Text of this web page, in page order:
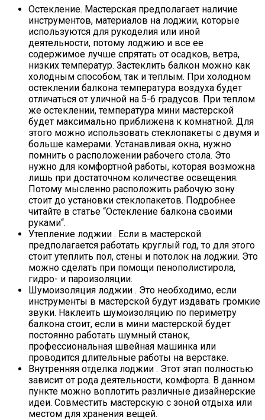
Остекление. Мастерская предполагает наличие
инструментов, материалов на лоджии, которые
используются для рукоделия или иной
деятельности, потому лоджию и все ее
содержимое лучше спрятать от осадков, ветра,
низких температур. Застеклить балкон можно как
холодным способом, так и теплым. При холодном
остеклении балкона температура воздуха будет
отличаться от уличной на 5-6 градусов. При теплом
же остеклении, температура мини мастерской
будет максимально приближена к комнатной. Для
этого можно использовать стеклопакеты с двумя и
больше камерами. Устанавливая окна, нужно
помнить о расположении рабочего стола. Это
нужно для комфортной работы, которая возможна
лишь при достаточном количестве освещения.
Потому мысленно расположить рабочую зону
стоит до установки стеклопакетов. Подробнее
читайте в статье “Остекление балкона своими
руками“.
Утепление лоджии . Если в мастерской
предполагается работать круглый год, то для этого
стоит утеплить пол, стены и потолок на лоджии. Это
можно сделать при помощи пенополистирола,
гидро- и пароизоляции.
Шумоизоляция лоджии . Это необходимо, если
инструменты в мастерской будут издавать громкие
звуки. Наклеить шумоизоляцию по периметру
балкона стоит, если в мини мастерской будет
постоянно работать шумный станок,
профессиональная швейная машинка или
проводится длительные работы на верстаке.
Внутренняя отделка лоджии . Этот этап полностью
зависит от рода деятельности, комфорта. В данном
пункте можно воплотить различные дизайнерские
идеи. Совместить мастерскую с зоной отдыха или
местом для хранения вещей.